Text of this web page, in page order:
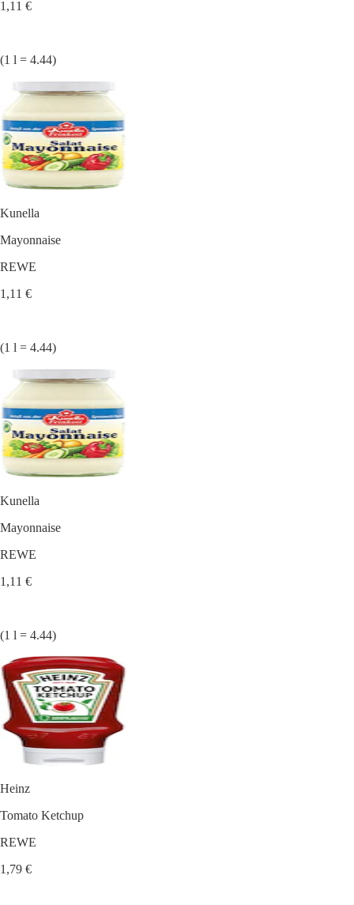
1,11 €
(1 l = 4.44)
Kunella
Mayonnaise
REWE
1,11 €
(1 l = 4.44)
Kunella
Mayonnaise
REWE
1,11 €
(1 l = 4.44)
Heinz
Tomato Ketchup
REWE
1,79 €